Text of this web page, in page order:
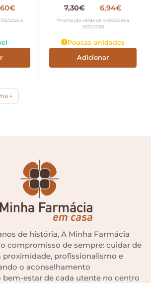
05/2026 a
7,30€ 6,94€
*Promoção válida de 14/05/2026 a
31/12/2026
Poucas unidades
Adicionar
»
de história, A Minha Farmácia
compromisso de sempre: cuidar de
proximidade, profissionalismo e
o aconselhamento
bem-estar de cada utente no centro